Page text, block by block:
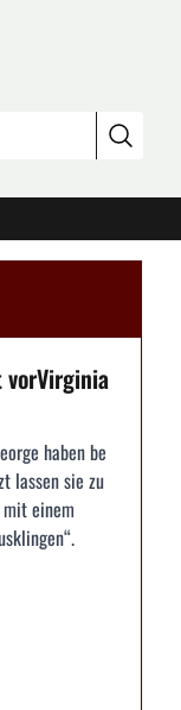
vorVirginia
haben be
lassen sie zu
einem